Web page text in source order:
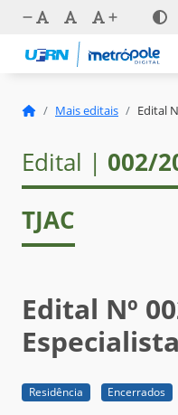
Mais editais Edital
Edital | 002/
TJAC
Edital Nº
Residência Encerrados